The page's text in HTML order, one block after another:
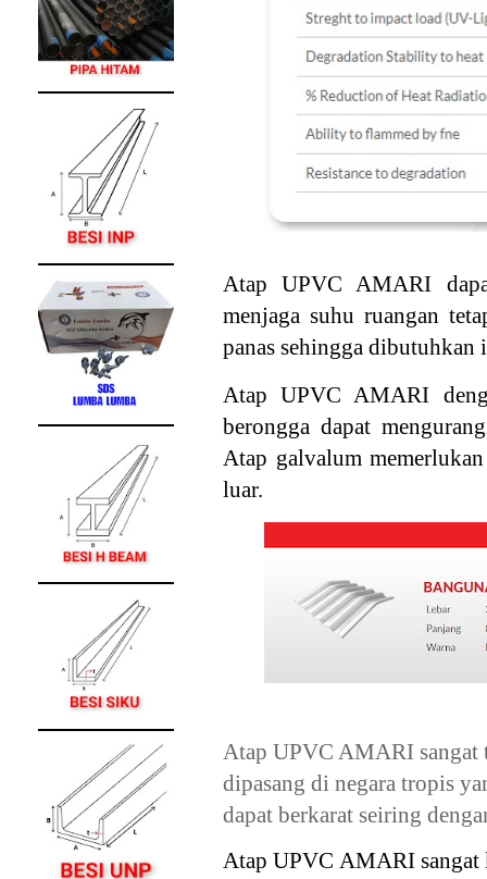
Atap UPVC AMARI
menjaga suhu ruangan
panas sehingga dibutuhkan
Atap UPVC AMARI
berongga dapat
Atap galvalum
luar.
Atap UPVC AMARI sangat
dipasang di negara tropis
dapat berkarat seiring
Atap UPVC AMARI sangat